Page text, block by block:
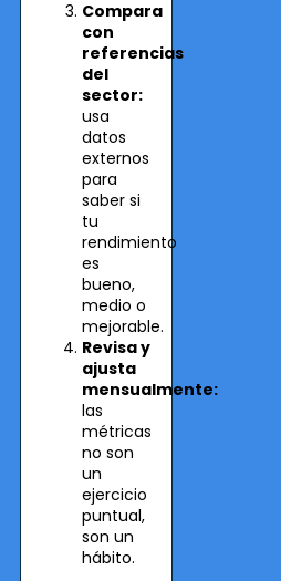
Compara
con
referencias
del
sector:
usa
datos
externos
para
saber si
tu
rendimiento
es
bueno,
medio o
mejorable.
Revisa y
ajusta
mensualmente:
las
métricas
no son
un
ejercicio
puntual,
son un
hábito.